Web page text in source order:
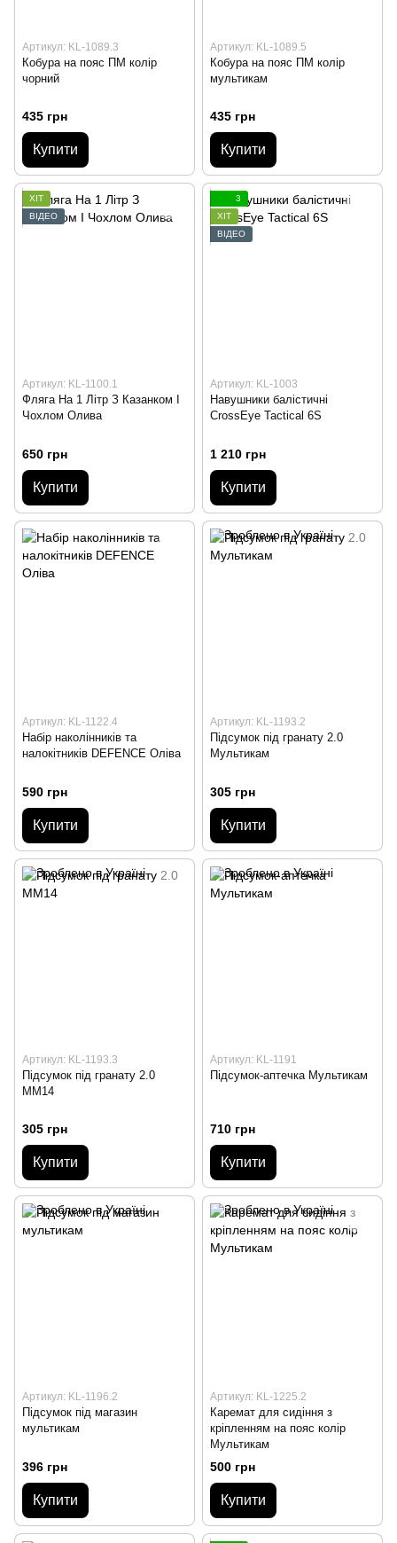
Артикул: KL-1089.3
Кобура на пояс ПМ колір
чорний
435 грн
Купити
Артикул: KL-1089.5
Кобура на пояс ПМ колір
мультикам
435 грн
Купити
ХІТ
ВІДЕО
Артикул: KL-1100.1
Фляга На 1 Літр З Казанком І
Чохлом Олива
650 грн
Купити
3
ХІТ
ВІДЕО
Артикул: KL-1003
Навушники балістичні
CrossEye Tactical 6S
1 210 грн
Купити
Артикул: KL-1122.4
Набір наколінників та
налокітників DEFENCE Оліва
590 грн
Купити
Артикул: KL-1193.2
Підсумок під гранату 2.0
Мультикам
305 грн
Купити
Артикул: KL-1193.3
Підсумок під гранату 2.0
ММ14
305 грн
Купити
Артикул: KL-1191
Підсумок-аптечка Мультикам
710 грн
Купити
Артикул: KL-1196.2
Підсумок під магазин
мультикам
396 грн
Купити
Артикул: KL-1225.2
Каремат для сидіння з
кріпленням на пояс колір
Мультикам
500 грн
Купити